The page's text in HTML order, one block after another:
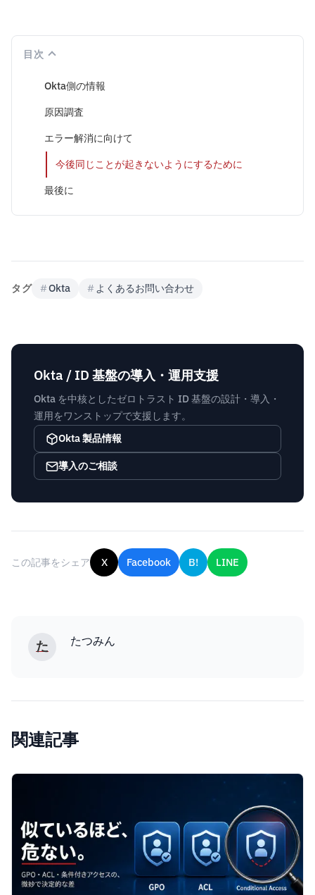
目次
Okta側の情報
原因調査
エラー解消に向けて
今後同じことが起きないようにするために
最後に
タグ #Okta #よくあるお問い合わせ
Okta / ID 基盤の導入・運用支援
Okta を中核としたゼロトラスト ID 基盤の設計・導入・
運用をワンストップで支援します。
Okta 製品情報
導入のご相談
この記事をシェア X Facebook B! LINE
た たつみん
関連記事